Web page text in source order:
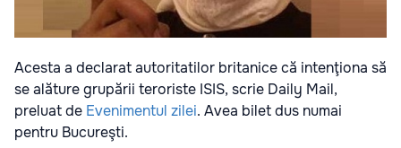
Acesta a declarat autoritatilor britanice că intenţiona să
se alăture grupării teroriste ISIS, scrie Daily Mail,
preluat de Evenimentul zilei. Avea bilet dus numai
pentru Bucureşti.